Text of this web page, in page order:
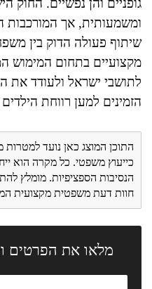
ומשמעותית, אך המורכבות
שיתוף פעולה הדוק בין
מקצועיים בתחום המימוש
לתושבי ישראל ולעודד את
הזמינים למען רווחת
התוכן המוצג כאן נועד למטרות
כייעוץ משפטי. כל מקרה הוא
הנסיבות הספציפיות. מומלץ
חוות דעת משפטית מקצועית
מלאו את הפרטים